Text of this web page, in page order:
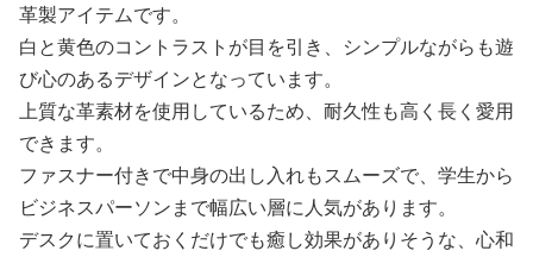
革製アイテムです。
白と黄色のコントラストが目を引き、シンプルながらも遊
び心のあるデザインとなっています。
上質な革素材を使用しているため、耐久性も高く長く愛用
できます。
ファスナー付きで中身の出し入れもスムーズで、学生から
ビジネスパーソンまで幅広い層に人気があります。
デスクに置いておくだけでも癒し効果がありそうな、心和